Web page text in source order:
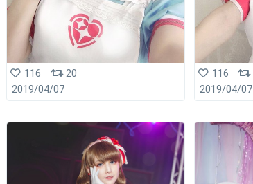
116
20
2019/04/07
116
2019/04/07